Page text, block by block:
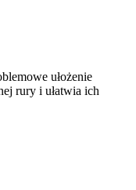
ułożenie
rury i ułatwia ich